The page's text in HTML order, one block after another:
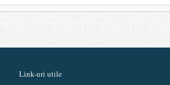
Link-uri utile